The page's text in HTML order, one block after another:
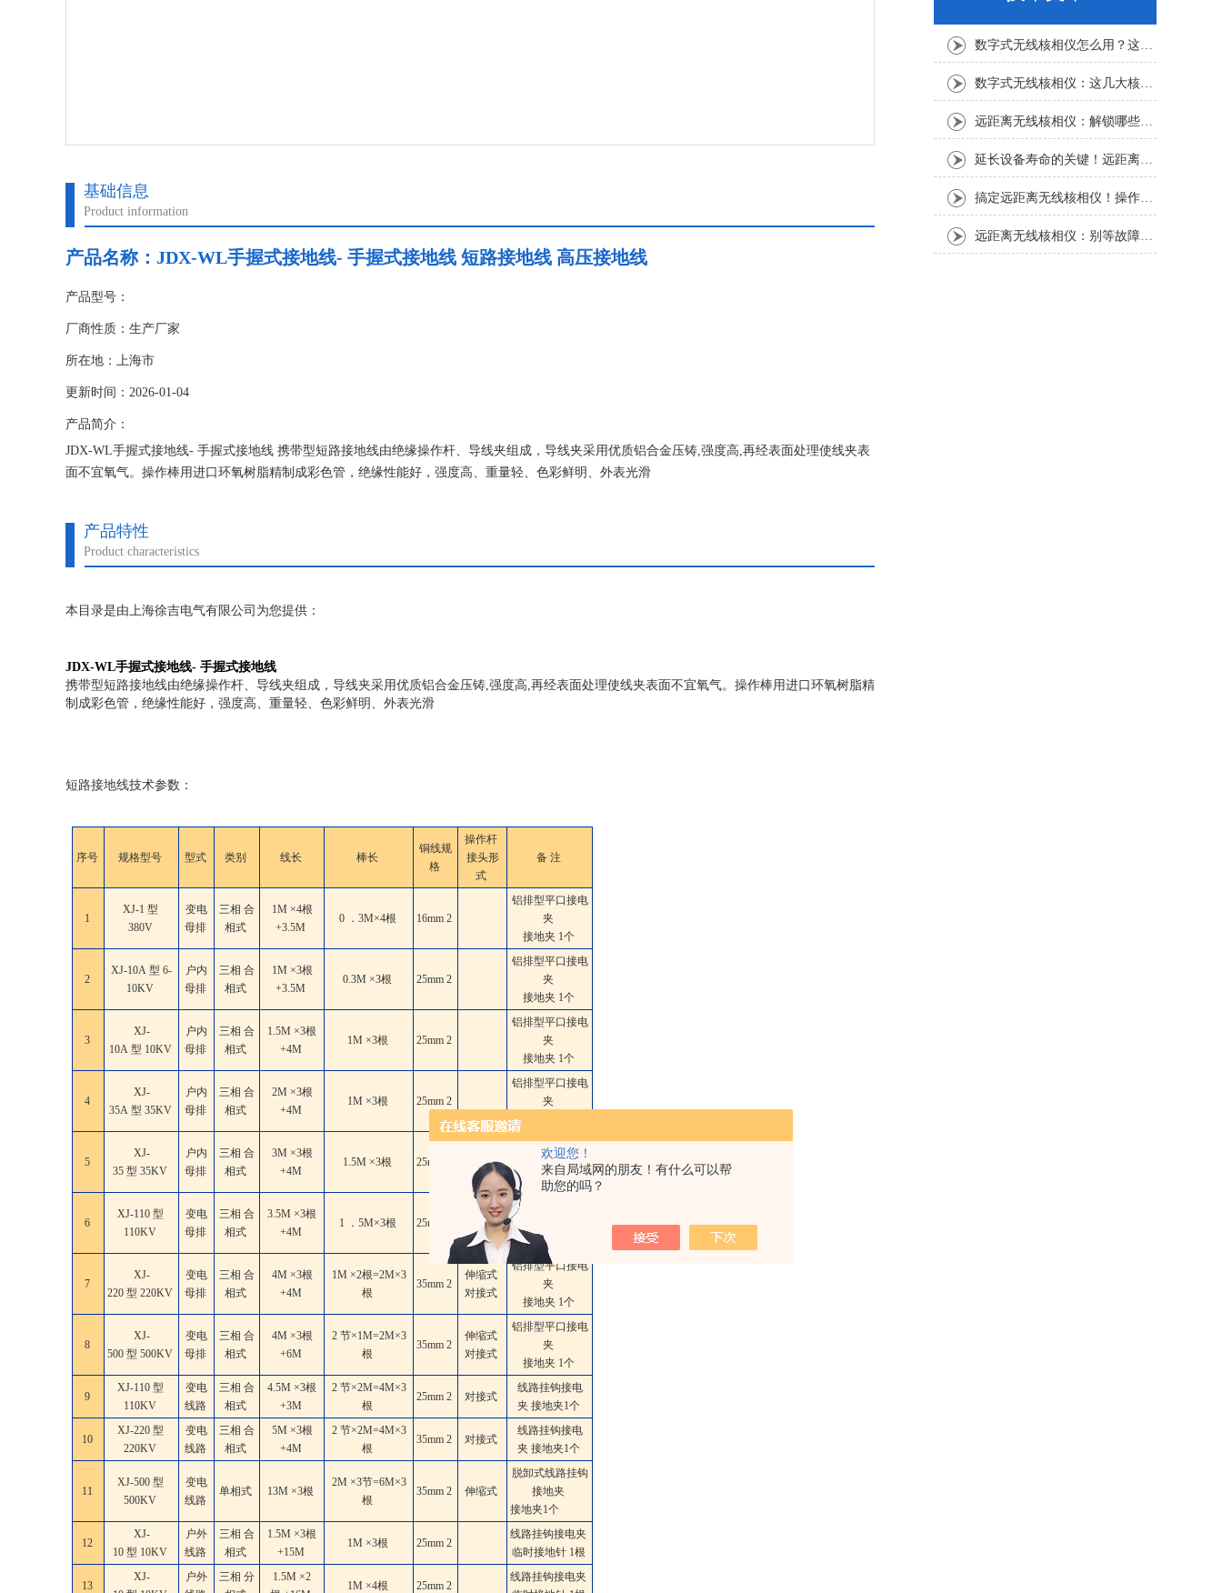
欢迎您！
来自局域网的朋友！有什么可以帮
助您的吗？
基础信息
Product information
产品名称： JDX-WL手握式接地线- 手握式接地线 短路接地线 高压接地线
产品型号：
厂商性质：生产厂家
所在地：上海市
更新时间：2026-01-04
产品简介：
JDX-WL手握式接地线- 手握式接地线 携带型短路接地线由绝缘操作杆、导线夹组成，导线夹采用优质铝合金压铸,强度高,再经表面处理使线夹表
面不宜氧气。操作棒用进口环氧树脂精制成彩色管，绝缘性能好，强度高、重量轻、色彩鲜明、外表光滑
产品特性
Product characteristics
本目录是由上海徐吉电气有限公司为您提供：
JDX-WL手握式接地线- 手握式接地线
携带型短路接地线由绝缘操作杆、导线夹组成，导线夹采用优质铝合金压铸,强度高,再经表面处理使线夹表面不宜氧气。操作棒用进口环氧树脂精
制成彩色管，绝缘性能好，强度高、重量轻、色彩鲜明、外表光滑
短路接地线技术参数：
序号 规格型号 型式 类别 线长 棒长
铜线规
格
操作杆
接头形
式
备 注
1
XJ-1 型
380V
变电
母排
三相 合
相式
1M ×4根
+3.5M
0 ．3M×4根 16mm 2
铝排型平口接电
夹
接地夹 1个
2
XJ-10A 型 6-
10KV
户内
母排
三相 合
相式
1M ×3根
+3.5M
0.3M ×3根 25mm 2
铝排型平口接电
夹
接地夹 1个
3
XJ-
10A 型 10KV
户内
母排
三相 合
相式
1.5M ×3根
+4M
1M ×3根 25mm 2
铝排型平口接电
夹
接地夹 1个
4
XJ-
35A 型 35KV
户内
母排
三相 合
相式
2M ×3根
+4M
1M ×3根 25mm 2
铝排型平口接电
夹
5
XJ-
35 型 35KV
户内
母排
三相 合
相式
3M ×3根
+4M
1.5M ×3根 25mm
铝排型平口接电
夹
接地夹 1个
6
XJ-110 型
110KV
变电
母排
三相 合
相式
3.5M ×3根
+4M
1 ．5M×3根 25mm
铝排型平口接电
接地夹 1个
7
XJ-
220 型 220KV
变电
母排
三相 合
相式
4M ×3根
+4M
1M ×2根=2M×3
根
35mm 2
伸缩式
对接式
铝排型平口接电
夹
接地夹 1个
8
XJ-
500 型 500KV
变电
母排
三相 合
相式
4M ×3根
+6M
2 节×1M=2M×3
根
35mm 2
伸缩式
对接式
铝排型平口接电
夹
接地夹 1个
9
XJ-110 型
110KV
变电
线路
三相 合
相式
4.5M ×3根
+3M
2 节×2M=4M×3
根
25mm 2 对接式
线路挂钩接电
夹 接地夹1个
10
XJ-220 型
220KV
变电
线路
三相 合
相式
5M ×3根
+4M
2 节×2M=4M×3
根
35mm 2 对接式
线路挂钩接电
夹 接地夹1个
11
XJ-500 型
500KV
变电
线路
单相式 13M ×3根
2M ×3节=6M×3
根
35mm 2 伸缩式
脱卸式线路挂钩
接地夹
接地夹1个
12
XJ-
10 型 10KV
户外
线路
三相 合
相式
1.5M ×3根
+15M
1M ×3根 25mm 2
线路挂钩接电夹
临时接地针 1根
13
XJ-
户外
三相 分
1.5M ×2
1M ×4根 25mm 2
线路挂钩接电夹
数字式无线核相仪怎么用？这份实操指南，新手也能轻松上手
数字式无线核相仪：这几大核心特点，让核相作业效率直接“提速”
远距离无线核相仪：解锁哪些“看不见”的电力适配场景？
延长设备寿命的关键！远距离无线核相仪的保养细节，资深运维都在悄悄用
搞定远距离无线核相仪！操作步骤全梳理，每一步都讲透
远距离无线核相仪：别等故障才重视！这份维护保养指南请收好